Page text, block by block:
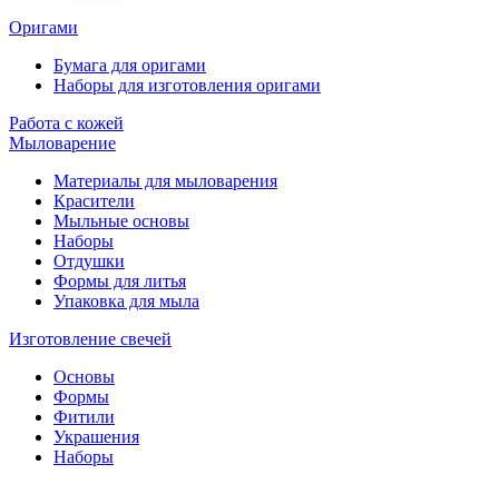
Оригами
Бумага для оригами
Наборы для изготовления оригами
Работа с кожей
Мыловарение
Материалы для мыловарения
Красители
Мыльные основы
Наборы
Отдушки
Формы для литья
Упаковка для мыла
Изготовление свечей
Основы
Формы
Фитили
Украшения
Наборы